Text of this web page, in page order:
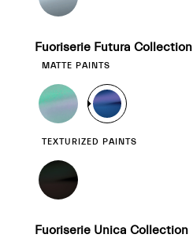
Fuoriserie Futura Collection
MATTE PAINTS
TEXTURIZED PAINTS
Fuoriserie Unica Collection